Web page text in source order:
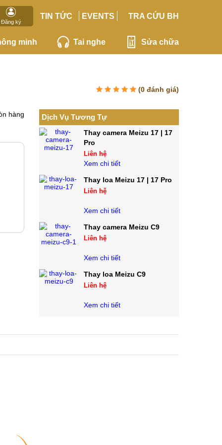
Đăng ký
TIN TỨC EVENTS TRA CỨU BH
minh Tai nghe Sửa chữa
(0 đánh giá)
hàng Dịch Vụ Tương Tự
Thay camera Meizu 17 | 17
Pro
Liên hệ
Xem chi tiết
Thay loa Meizu 17 | 17 Pro
Liên hệ
Xem chi tiết
Thay camera Meizu C9
Liên hệ
Xem chi tiết
Thay loa Meizu C9
Liên hệ
Xem chi tiết